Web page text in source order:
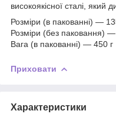
високоякісної сталі, який
Розміри (в пакованні) —
Розміри (без паковання)
Вага (в пакованні) — 450 г
Приховати
Характеристики